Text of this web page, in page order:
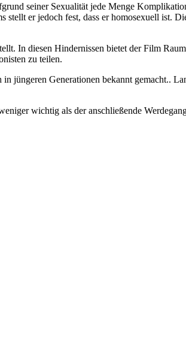
seiner Sexualität jede Menge
er jedoch fest, dass er homosexuell ist.
In diesen Hindernissen bietet der Film
zu teilen.
Generationen bekannt gemacht..
wichtig als der anschließende